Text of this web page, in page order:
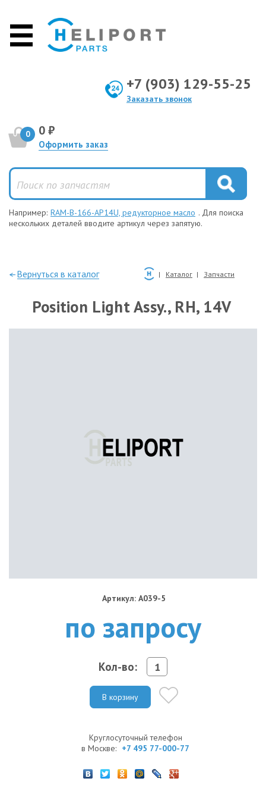
+7 (903) 129-55-25
Заказать звонок
0 0 ₽
Оформить заказ
Например: RAM-B-166-AP14U, редукторное масло . Для поиска
нескольких деталей вводите артикул через запятую.
—Вернуться в каталог Каталог Запчасти
Position Light Assy., RH, 14V
Артикул: A039-5
по запросу
Кол-во:
В корзину
Круглосуточный телефон
в Москве: +7 495 77-000-77